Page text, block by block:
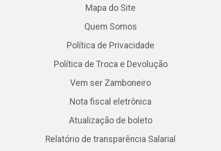
Mapa do Site
Quem Somos
Política de Privacidade
Política de Troca e Devolução
Vem ser Zamboneiro
Nota fiscal eletrônica
Atualização de boleto
Relatório de transparência Salarial